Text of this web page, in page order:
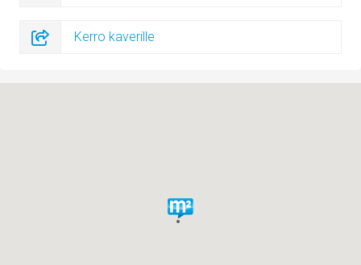
Kerro kaverille